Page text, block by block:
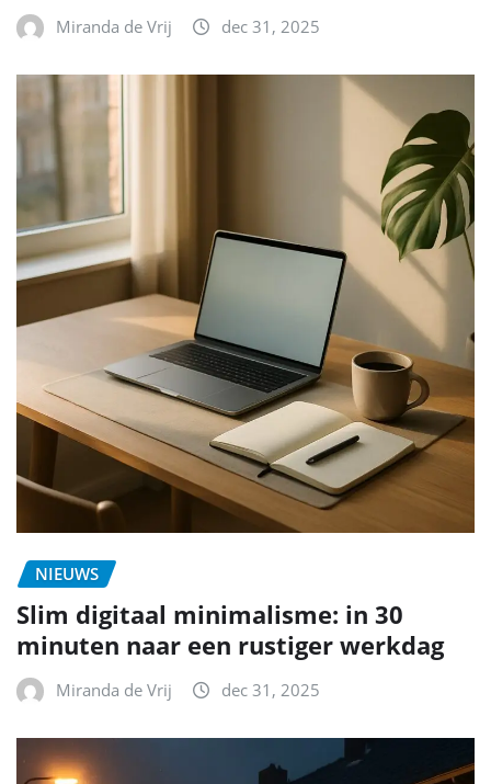
Miranda de Vrij dec 31, 2025
NIEUWS
Slim digitaal minimalisme: in 30
minuten naar een rustiger werkdag
Miranda de Vrij dec 31, 2025